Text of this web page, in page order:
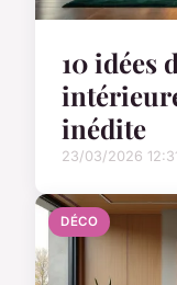
10 idées
inédite
23/03/2026
DÉCO